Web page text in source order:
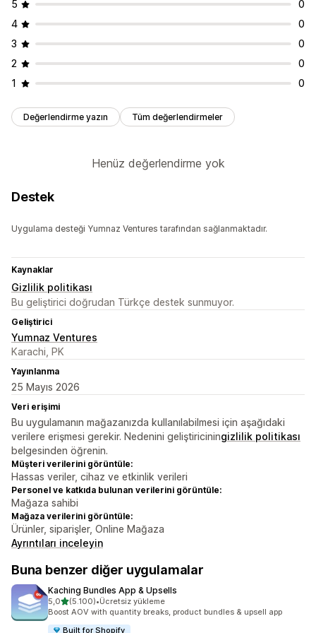
5
0
4
0
3
0
2
0
1
0
Değerlendirme yazın Tüm değerlendirmeler
Henüz değerlendirme yok
Destek
Uygulama desteği Yumnaz Ventures tarafından sağlanmaktadır.
Kaynaklar
Gizlilik politikası
Bu geliştirici doğrudan Türkçe destek sunmuyor.
Geliştirici
Yumnaz Ventures
Karachi, PK
Yayınlanma
25 Mayıs 2026
Veri erişimi
Bu uygulamanın mağazanızda kullanılabilmesi için aşağıdaki
verilere erişmesi gerekir. Nedenini geliştiriciningizlilik politikası
belgesinden öğrenin.
Müşteri verilerini görüntüle:
Hassas veriler, cihaz ve etkinlik verileri
Personel ve katkıda bulunan verilerini görüntüle:
Mağaza sahibi
Mağaza verilerini görüntüle:
Ürünler, siparişler, Online Mağaza
Ayrıntıları inceleyin
Buna benzer diğer uygulamalar
Kaching Bundles App & Upsells
5,05 yıldız üzerinden
(5.100)
toplam 5100 değerlendirme
•Ücretsiz yükleme
Boost AOV with quantity breaks, product bundles & upsell app
Built for Shopify